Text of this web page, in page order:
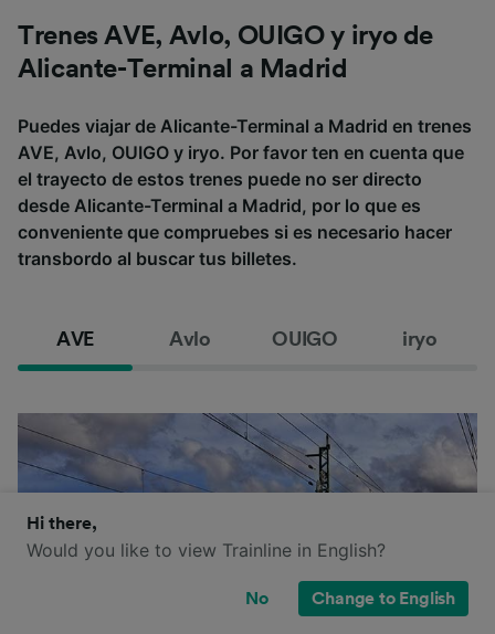
Trenes AVE, Avlo, OUIGO y iryo de
Alicante-Terminal a Madrid
Puedes viajar de Alicante-Terminal a Madrid en trenes
AVE, Avlo, OUIGO y iryo. Por favor ten en cuenta que
el trayecto de estos trenes puede no ser directo
desde Alicante-Terminal a Madrid, por lo que es
conveniente que compruebes si es necesario hacer
transbordo al buscar tus billetes.
AVE Avlo OUIGO iryo
Hi there,
Would you like to view Trainline in English?
No Change to English